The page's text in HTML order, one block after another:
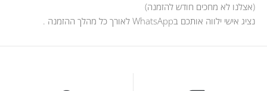
(אצלנו לא מחכים חודש להזמנה)
נציג אישי ילווה אותכם בWhatsApp לאורך כל מהלך ההזמנה .